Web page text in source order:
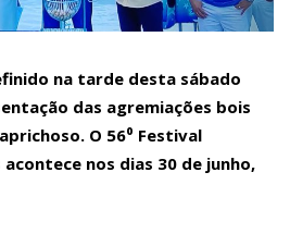
Morre em SP, aos 76 anos, Lilian
na tarde desta sábado
das agremiações bois
O 56⁰ Festival
nos dias 30 de junho,